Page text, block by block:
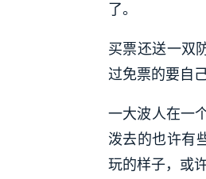
了。
买票还送一双
过免票的要自
一大波人在一
泼去的也许有
玩的样子，或